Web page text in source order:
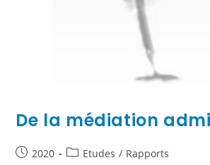
De la médiation
2020 Etudes / Rapports